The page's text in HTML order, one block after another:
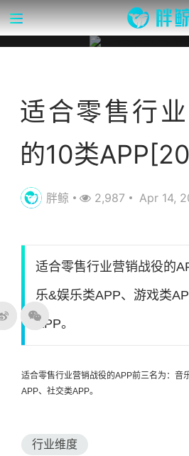
适合零售行
的10类
胖鲸 2,987 Apr 14,
适合零售行业营销战役的
乐&娱乐类APP、游戏类
APP。
适合零售行业营销战役的APP前三名为：音
APP、社交类APP。
行业维度